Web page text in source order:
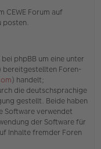
CEWE Forum auf
posten.
phpBB um eine unter
bereitgestellten Foren-
) handelt;
die deutschsprachige
gestellt. Beide haben
Software verwendet
der Software für
Inhalte fremder Foren